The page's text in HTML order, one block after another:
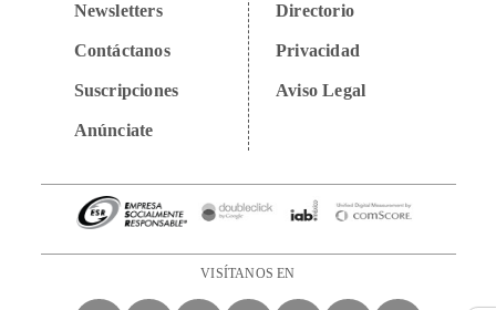
Newsletters
Contáctanos
Suscripciones
Anúnciate
Directorio
Privacidad
Aviso Legal
VISÍTANOS EN